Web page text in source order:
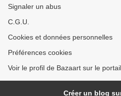
Signaler un abus
C.G.U.
Cookies et données personnelles
Préférences cookies
Voir le profil de Bazaart sur le
Créer un blog